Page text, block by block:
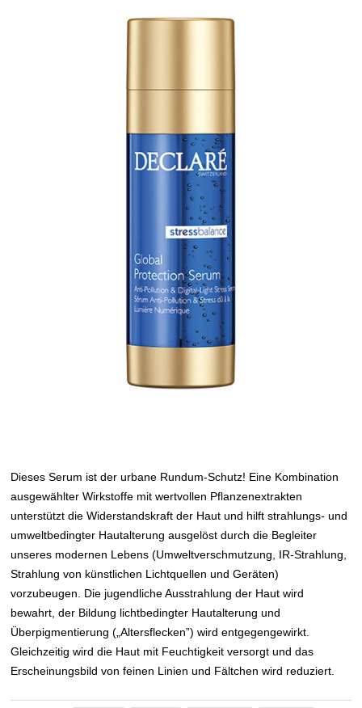
Dieses Serum ist der urbane Rundum-Schutz! Eine Kombination
ausgewählter Wirkstoffe mit wertvollen Pflanzenextrakten
unterstützt die Widerstandskraft der Haut und hilft strahlungs- und
umweltbedingter Hautalterung ausgelöst durch die Begleiter
unseres modernen Lebens (Umweltverschmutzung, IR-Strahlung,
Strahlung von künstlichen Lichtquellen und Geräten)
vorzubeugen. Die jugendliche Ausstrahlung der Haut wird
bewahrt, der Bildung lichtbedingter Hautalterung und
Überpigmentierung („Altersflecken”) wird entgegengewirkt.
Gleichzeitig wird die Haut mit Feuchtigkeit versorgt und das
Erscheinungsbild von feinen Linien und Fältchen wird reduziert.